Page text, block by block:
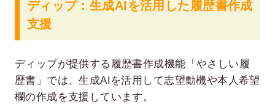
ディップ：生成AIを活用した履歴書作成
支援
ディップが提供する履歴書作成機能「やさしい履
歴書」では、生成AIを活用して志望動機や本人希望
欄の作成を支援しています。